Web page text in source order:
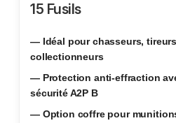
15 Fusils
— Idéal pour chasseurs,
collectionneurs
— Protection anti-effraction
sécurité A2P B
— Option coffre pour